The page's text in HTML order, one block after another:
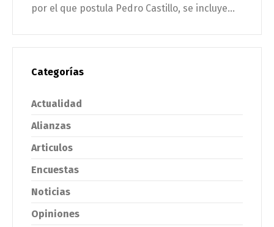
por el que postula Pedro Castillo, se incluye...
Categorías
Actualidad
Alianzas
Articulos
Encuestas
Noticias
Opiniones